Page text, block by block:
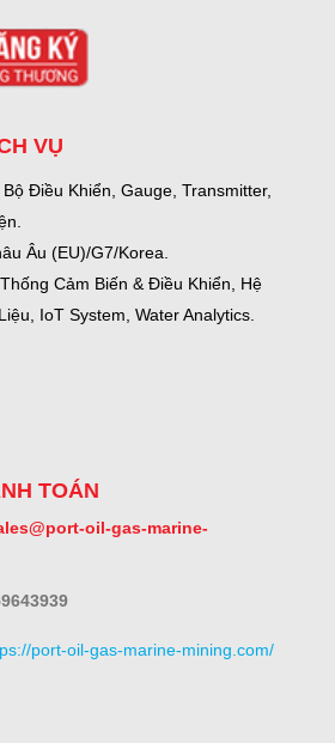
VỤ
Điều Khiển, Gauge, Transmitter,
Âu (EU)/G7/Korea.
Cảm Biến & Điều Khiển, Hệ
IoT System, Water Analytics.
TOÁN
oil-gas-marine-
port-oil-gas-marine-mining.com/